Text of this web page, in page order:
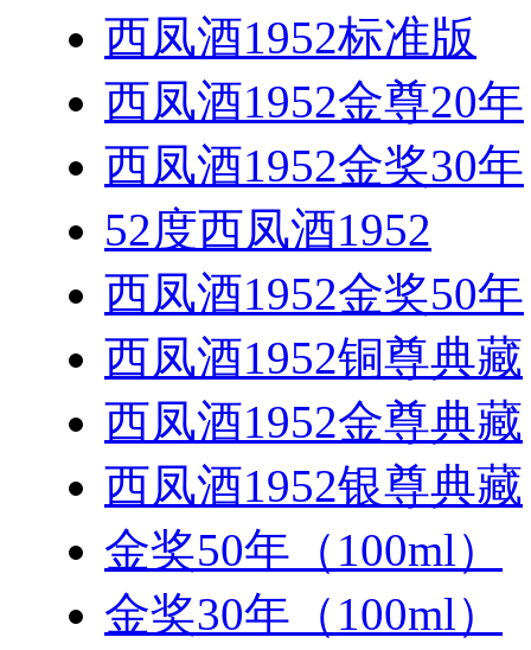
西凤酒1952标准版
西凤酒1952金尊20年
西凤酒1952金奖30年
52度西凤酒1952
西凤酒1952金奖50年
西凤酒1952铜尊典藏
西凤酒1952金尊典藏
西凤酒1952银尊典藏
金奖50年（100ml）
金奖30年（100ml）